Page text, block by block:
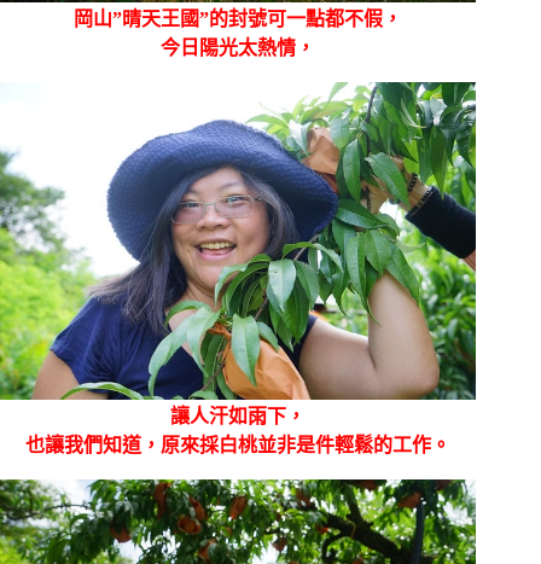
岡山”晴天王國”的封號可一點都不假，
今日陽光太熱情，
讓人汗如雨下，
也讓我們知道，原來採白桃並非是件輕鬆的工作。